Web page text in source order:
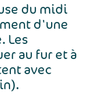
du midi
d'une
Les
au fur et à
avec